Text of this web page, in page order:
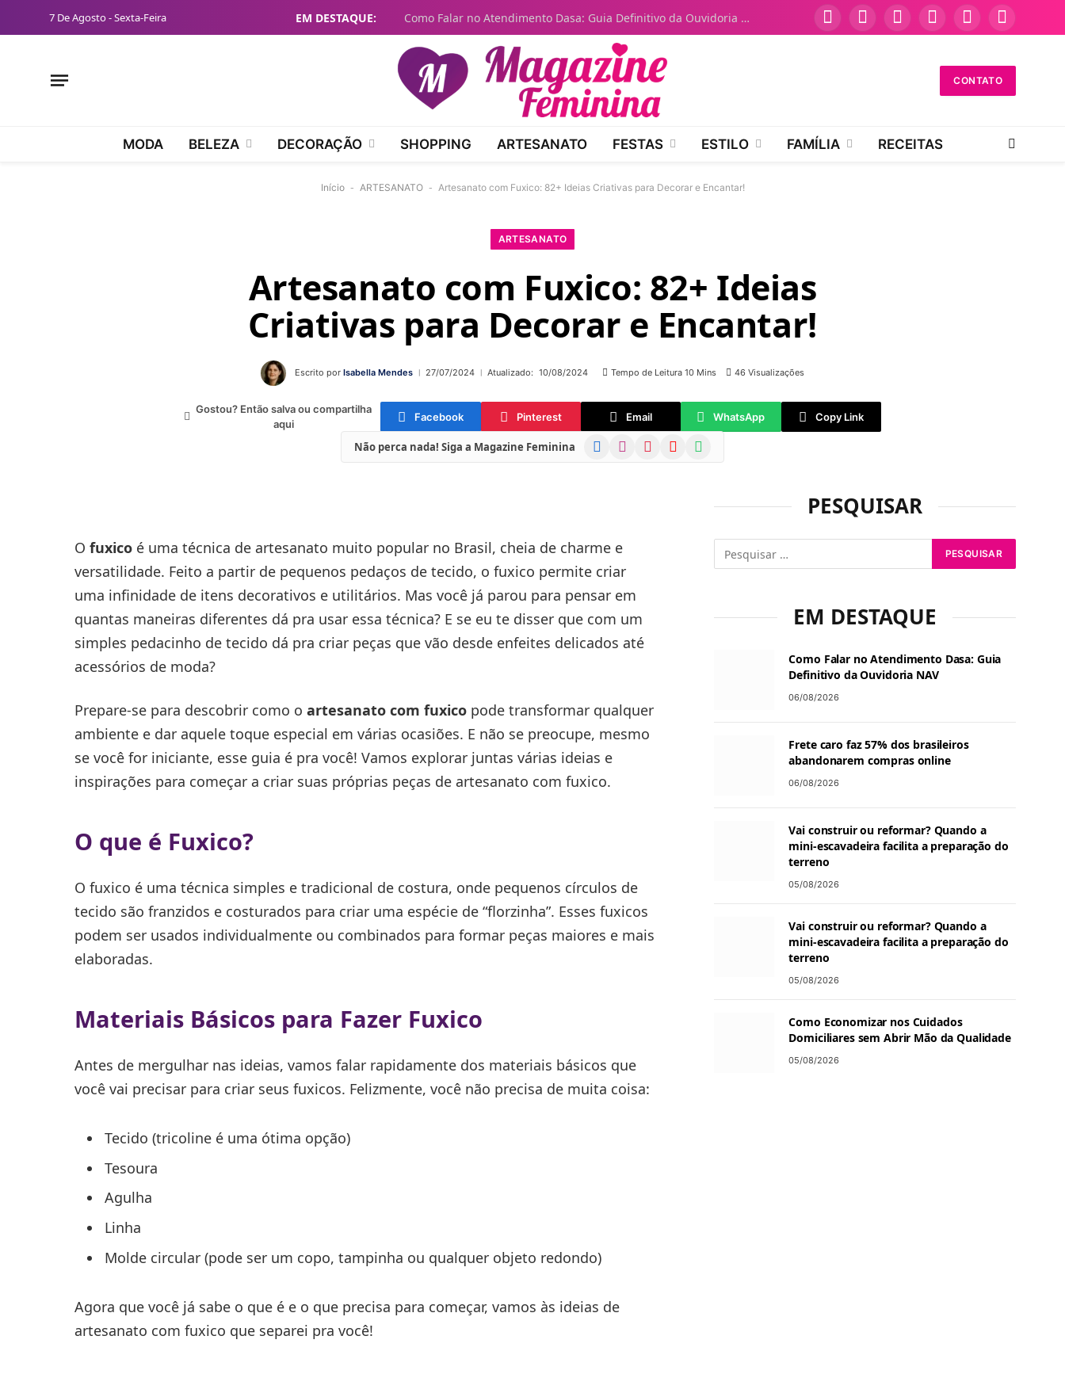
7 De Agosto - Sexta-Feira EM DESTAQUE: Como Falar no Atendimento Dasa: Guia Definitivo da Ouvidoria NAV FacebookInstagramPinterestYouTubeWhatsApp
TikTok
CONTATO
MODA BELEZA DECORAÇÃO SHOPPING ARTESANATO FESTAS ESTILO FAMÍLIA RECEITAS
Início - ARTESANATO - Artesanato com Fuxico: 82+ Ideias Criativas para Decorar e Encantar!
ARTESANATO
Artesanato com Fuxico: 82+ Ideias
Criativas para Decorar e Encantar!
Escrito por Isabella Mendes 27/07/2024 Atualizado: 10/08/2024 Tempo de Leitura 10 Mins 46 Visualizações
Gostou? Então salva ou compartilha
aqui
Facebook Pinterest Email WhatsApp Copy Link
Não perca nada! Siga a Magazine Feminina FacebookInstagramPinterestYouTubeWhatsApp
O fuxicoé uma técnica de artesanato muito popular no Brasil, cheia de charme e
versatilidade. Feito a partir de pequenos pedaços de tecido, o fuxico permite criar
uma infinidade de itens decorativos e utilitários. Mas você já parou para pensar em
quantas maneiras diferentes dá pra usar essa técnica? E se eu te disser que com um
simples pedacinho de tecido dá pra criar peças que vão desde enfeites delicados até
acessórios de moda?
Prepare-se para descobrir como o artesanato com fuxicopode transformar qualquer
ambiente e dar aquele toque especial em várias ocasiões. E não se preocupe, mesmo
se você for iniciante, esse guia é pra você! Vamos explorar juntas várias ideias e
inspirações para começar a criar suas próprias peças de artesanato com fuxico.
O que é Fuxico?
O fuxico é uma técnica simples e tradicional de costura, onde pequenos círculos de
tecido são franzidos e costurados para criar uma espécie de “florzinha”. Esses fuxicos
podem ser usados individualmente ou combinados para formar peças maiores e mais
elaboradas.
Materiais Básicos para Fazer Fuxico
Antes de mergulhar nas ideias, vamos falar rapidamente dos materiais básicos que
você vai precisar para criar seus fuxicos. Felizmente, você não precisa de muita coisa:
Tecido (tricoline é uma ótima opção)
Tesoura
Agulha
Linha
Molde circular (pode ser um copo, tampinha ou qualquer objeto redondo)
Agora que você já sabe o que é e o que precisa para começar, vamos às ideias de
artesanato com fuxico que separei pra você!
PESQUISAR
EM DESTAQUE
Como Falar no Atendimento Dasa: Guia
Definitivo da Ouvidoria NAV
06/08/2026
Frete caro faz 57% dos brasileiros
abandonarem compras online
06/08/2026
Vai construir ou reformar? Quando a
mini-escavadeira facilita a preparação do
terreno
05/08/2026
Vai construir ou reformar? Quando a
mini-escavadeira facilita a preparação do
terreno
05/08/2026
Como Economizar nos Cuidados
Domiciliares sem Abrir Mão da Qualidade
05/08/2026